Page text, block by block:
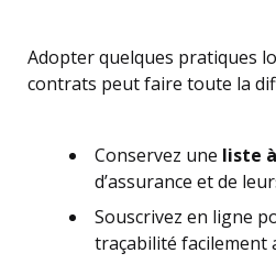
Adopter quelques pratiques
contrats peut faire toute la
Conservez une liste
d’assurance et de
Souscrivez en ligne
traçabilité facilement